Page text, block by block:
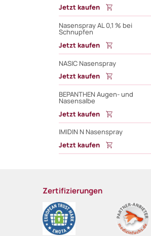
Jetzt kaufen
Nasenspray AL 0,1 % bei
Schnupfen
Jetzt kaufen
NASIC Nasenspray
Jetzt kaufen
BEPANTHEN Augen- und
Nasensalbe
Jetzt kaufen
IMIDIN N Nasenspray
Jetzt kaufen
Zertifizierungen